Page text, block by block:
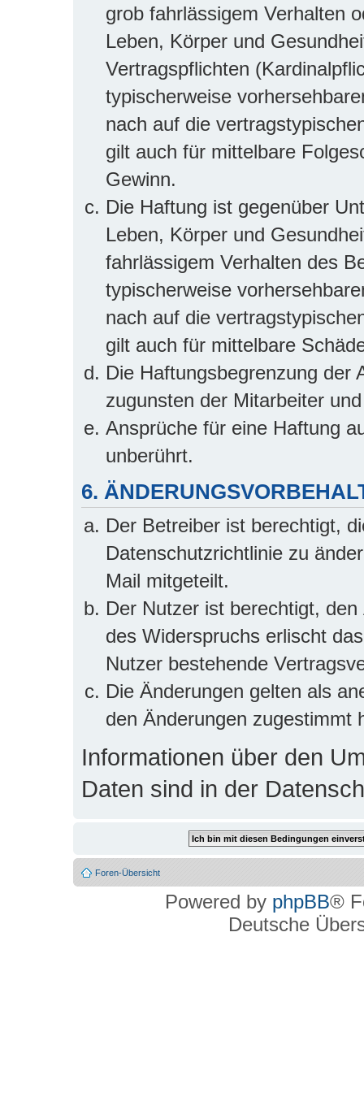
grob fahrlässigem Verhalten
Leben, Körper und
Vertragspflichten
typischerweise
nach auf die
gilt auch für mittelbare
Gewinn.
Die Haftung ist gegenüber
Leben, Körper und
fahrlässigem Verhalten des
typischerweise
nach auf die
gilt auch für mittelbare
Die Haftungsbegrenzung der
zugunsten der Mitarbeiter
Ansprüche für eine Haftung
unberührt.
6.
Der Betreiber ist berechtigt,
Datenschutzrichtlinie zu
Mail mitgeteilt.
Der Nutzer ist berechtigt,
des Widerspruchs erlischt
Nutzer bestehende
Die Änderungen gelten als
den Änderungen zugestimmt
Informationen über den
Daten sind in der
Foren-Übersicht
Powered by phpBB®
Deutsche